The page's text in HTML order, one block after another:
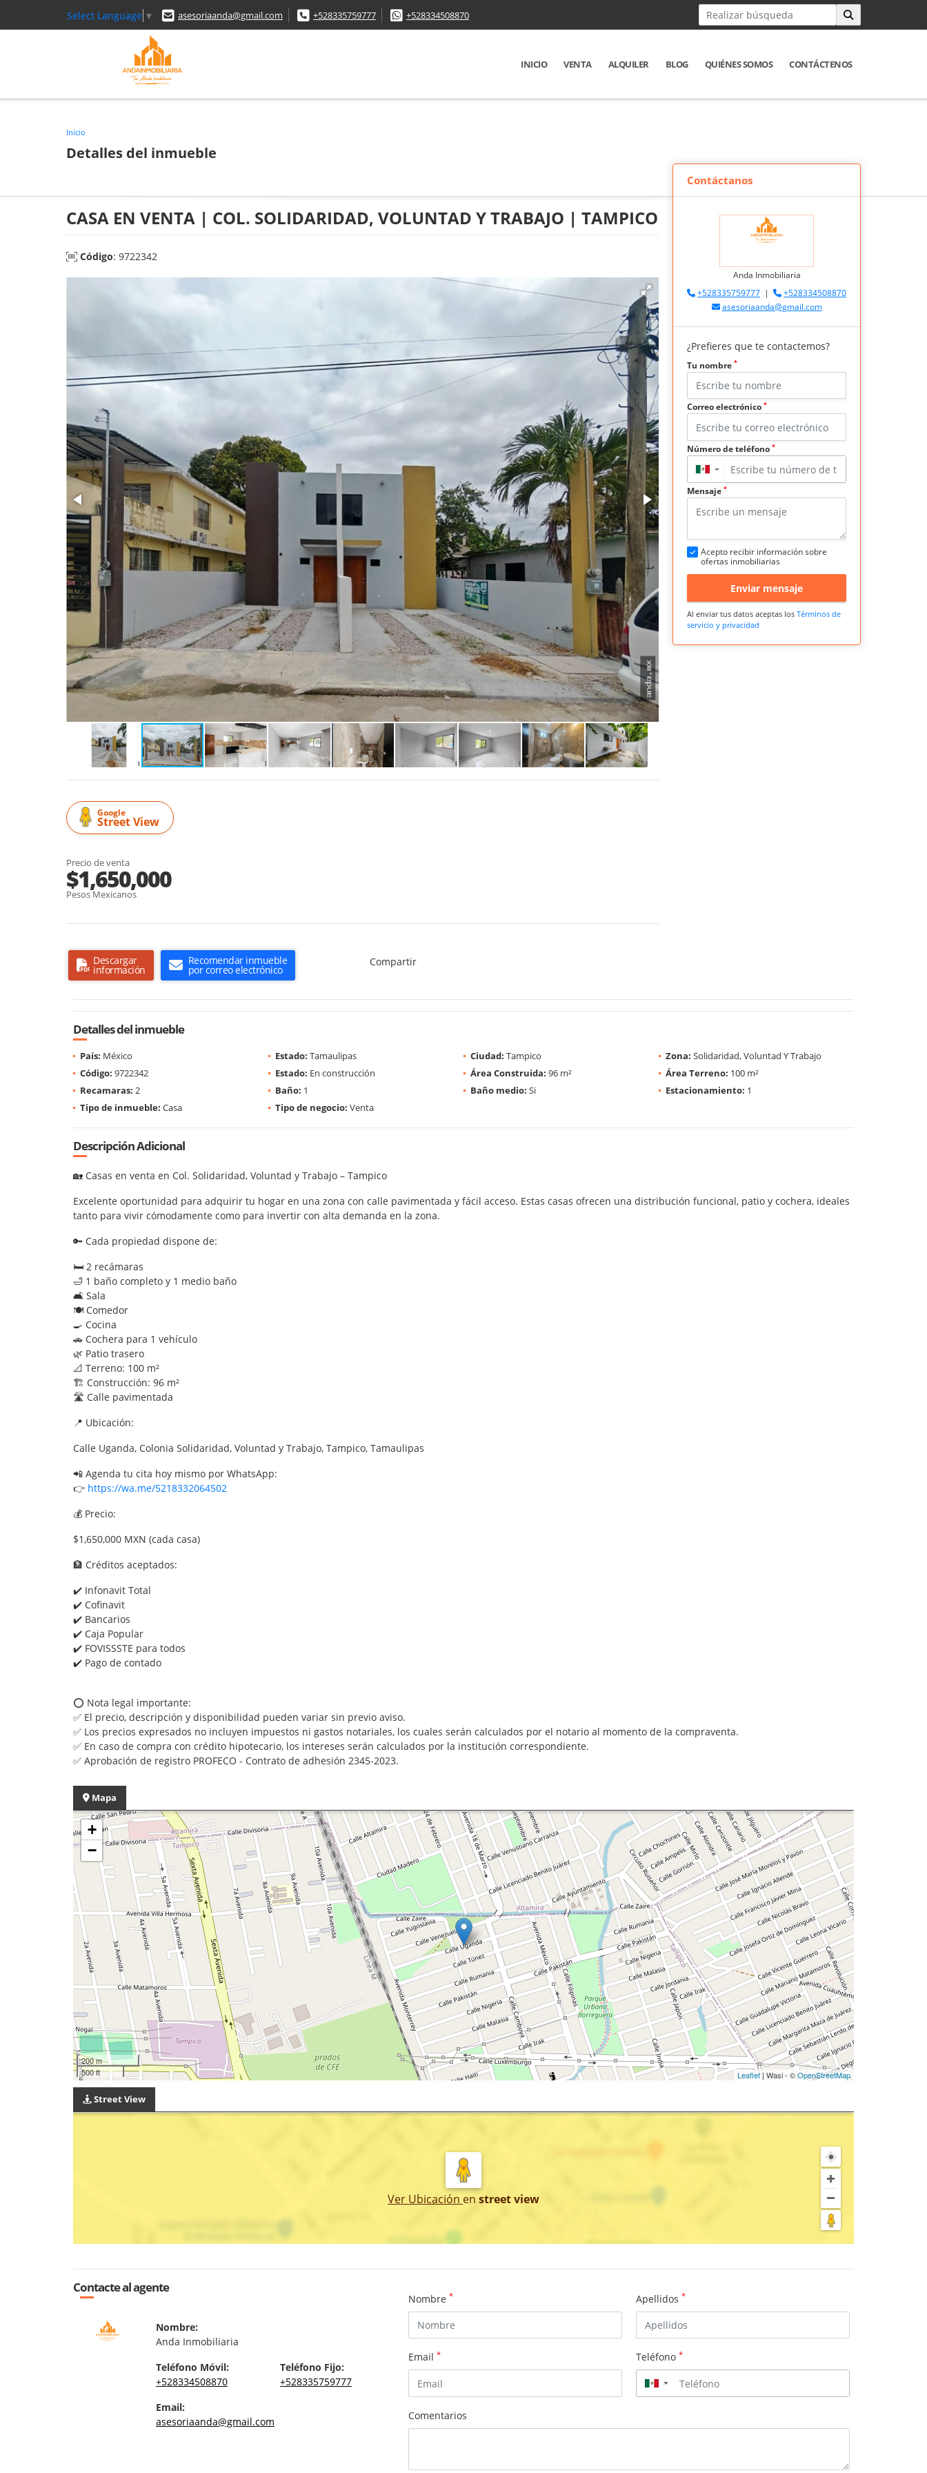
Select Language ▼ asesoriaanda@gmail.com +528335759777 +528334508870
INICIO VENTA ALQUILER BLOG QUIÉNES SOMOS CONTÁCTENOS
Inicio
Detalles del inmueble
CASA EN VENTA | COL. SOLIDARIDAD, VOLUNTAD Y TRABAJO | TAMPICO
Código: 9722342
Google
Street View
Precio de venta
$1,650,000
Pesos Mexicanos
Descargar
información
Recomendar inmueble
por correo electrónico
Compartir
Contáctanos
Anda Inmobiliaria
+528335759777 |
+528334508870
asesoriaanda@gmail.com
¿Prefieres que te contactemos?
Tu nombre *
Correo electrónico *
Número de teléfono *
▼
Mensaje *
Acepto recibir información sobre
ofertas inmobiliarias
Enviar mensaje
Al enviar tus datos aceptas los Términos de
servicio y privacidad
Detalles del inmueble
País: México Estado: Tamaulipas Ciudad: Tampico Zona: Solidaridad, Voluntad Y Trabajo
Código: 9722342 Estado: En construcción Área Construida: 96 m² Área Terreno: 100 m²
Recamaras: 2 Baño: 1 Baño medio: Si Estacionamiento: 1
Tipo de inmueble: Casa Tipo de negocio: Venta
Descripción Adicional
🏡 Casas en venta en Col. Solidaridad, Voluntad y Trabajo – Tampico
Excelente oportunidad para adquirir tu hogar en una zona con calle pavimentada y fácil acceso. Estas casas ofrecen una distribución funcional, patio y cochera, ideales
tanto para vivir cómodamente como para invertir con alta demanda en la zona.
🔑 Cada propiedad dispone de:
🛏️ 2 recámaras
🛁 1 baño completo y 1 medio baño
🛋️ Sala
🍽️ Comedor
🍳 Cocina
🚗 Cochera para 1 vehículo
🌿 Patio trasero
📐 Terreno: 100 m²
🏗️ Construcción: 96 m²
🛣️ Calle pavimentada
📍 Ubicación:
Calle Uganda, Colonia Solidaridad, Voluntad y Trabajo, Tampico, Tamaulipas
📲 Agenda tu cita hoy mismo por WhatsApp:
👉 https://wa.me/5218332064502
💰 Precio:
$1,650,000 MXN (cada casa)
🏦 Créditos aceptados:
✔️ Infonavit Total
✔️ Cofinavit
✔️ Bancarios
✔️ Caja Popular
✔️ FOVISSSTE para todos
✔️ Pago de contado
⭕ Nota legal importante:
✅ El precio, descripción y disponibilidad pueden variar sin previo aviso.
✅ Los precios expresados no incluyen impuestos ni gastos notariales, los cuales serán calculados por el notario al momento de la compraventa.
✅ En caso de compra con crédito hipotecario, los intereses serán calculados por la institución correspondiente.
✅ Aprobación de registro PROFECO - Contrato de adhesión 2345-2023.
Mapa
+
−
200 m
500 ft
Leaflet | Wasi - ©OpenStreetMap
Street View
Ver Ubicación en street view
Contacte al agente
Nombre:
Anda Inmobiliaria
Teléfono Móvil:
+528334508870
Teléfono Fijo:
+528335759777
Email:
asesoriaanda@gmail.com
Nombre * Apellidos *
Email * Teléfono *
▼
Comentarios